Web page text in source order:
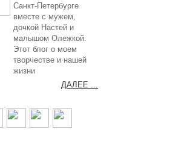
Санкт-Петербурге
вместе с мужем,
дочкой Настей и
малышом Олежкой.
Этот блог о моем
творчестве и нашей
жизни
ДАЛЕЕ ...